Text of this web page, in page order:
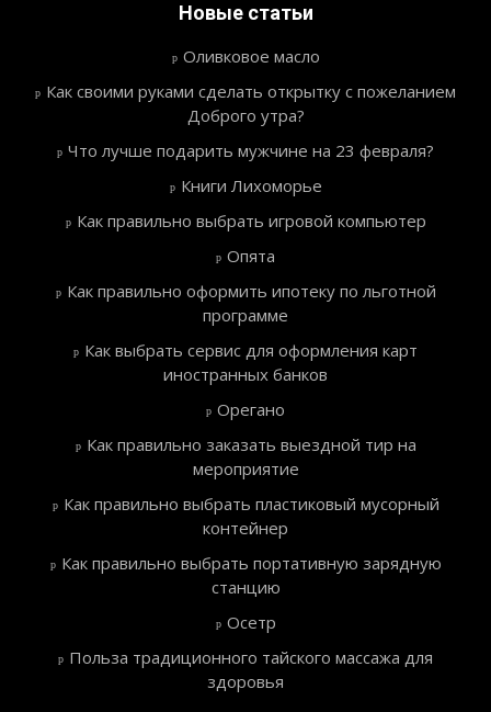
Новые статьи
Оливковое масло
Как своими руками сделать открытку с пожеланием
Доброго утра?
Что лучше подарить мужчине на 23 февраля?
Книги Лихоморье
Как правильно выбрать игровой компьютер
Опята
Как правильно оформить ипотеку по льготной
программе
Как выбрать сервис для оформления карт
иностранных банков
Орегано
Как правильно заказать выездной тир на
мероприятие
Как правильно выбрать пластиковый мусорный
контейнер
Как правильно выбрать портативную зарядную
станцию
Осетр
Польза традиционного тайского массажа для
здоровья